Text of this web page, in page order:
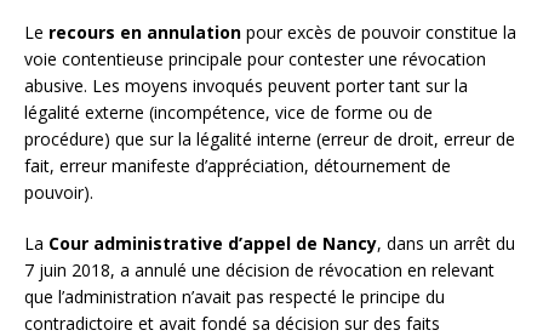
Le recours en annulation pour excès de pouvoir constitue la
voie contentieuse principale pour contester une révocation
abusive. Les moyens invoqués peuvent porter tant sur la
légalité externe (incompétence, vice de forme ou de
procédure) que sur la légalité interne (erreur de droit, erreur de
fait, erreur manifeste d’appréciation, détournement de
pouvoir).
La Cour administrative d’appel de Nancy, dans un arrêt du
7 juin 2018, a annulé une décision de révocation en relevant
que l’administration n’avait pas respecté le principe du
contradictoire et avait fondé sa décision sur des faits